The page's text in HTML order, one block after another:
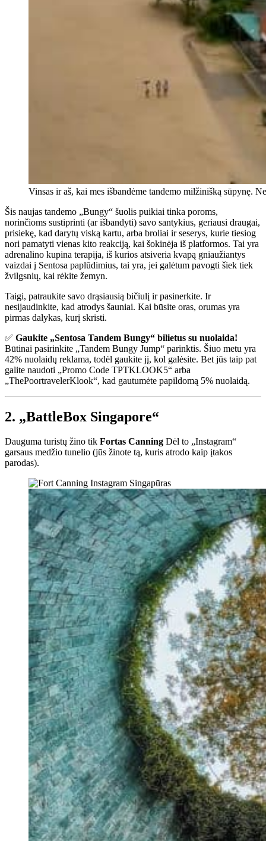
Vinsas ir aš, kai mes išbandėme tandemo milžinišką sūpynę.
Šis naujas tandemo „Bungy“ šuolis puikiai tinka poroms,
norinčioms sustiprinti (ar išbandyti) savo santykius, geriausi draugai,
prisiekę, kad darytų viską kartu, arba broliai ir seserys, kurie tiesiog
nori pamatyti vienas kito reakciją, kai šokinėja iš platformos. Tai yra
adrenalino kupina terapija, iš kurios atsiveria kvapą gniaužiantys
vaizdai į Sentosa paplūdimius, tai yra, jei galėtum pavogti šiek tiek
žvilgsnių, kai rėkite žemyn.
Taigi, patraukite savo drąsiausią bičiulį ir pasinerkite. Ir
nesijaudinkite, kad atrodys šauniai. Kai būsite oras, orumas yra
pirmas dalykas, kurį skristi.
✅ Gaukite „Sentosa Tandem Bungy“ bilietus su nuolaida!
Būtinai pasirinkite „Tandem Bungy Jump“ parinktis. Šiuo metu yra
42% nuolaidų reklama, todėl gaukite jį, kol galėsite. Bet jūs taip pat
galite naudoti „Promo Code TPTKLOOK5“ arba
„ThePoortravelerKlook“, kad gautumėte papildomą 5% nuolaidą.
2. „BattleBox Singapore“
Dauguma turistų žino tik Fortas Canning Dėl to „Instagram“
garsaus medžio tunelio (jūs žinote tą, kuris atrodo kaip įtakos
parodas).